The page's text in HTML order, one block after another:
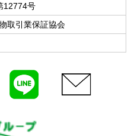
12774号
取引業保証協会